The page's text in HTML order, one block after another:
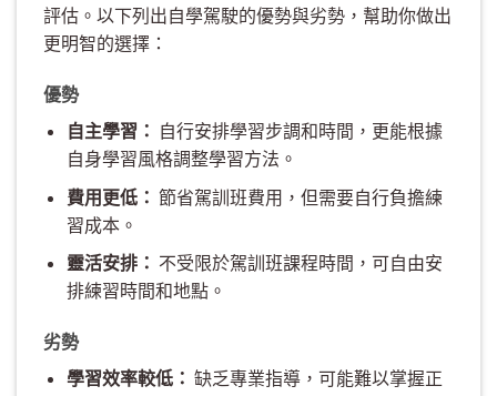
評估。以下列出自學駕駛的優勢與劣勢，幫助你做出
更明智的選擇：
優勢
自主學習： 自行安排學習步調和時間，更能根據
自身學習風格調整學習方法。
費用更低： 節省駕訓班費用，但需要自行負擔練
習成本。
靈活安排： 不受限於駕訓班課程時間，可自由安
排練習時間和地點。
劣勢
學習效率較低： 缺乏專業指導，可能難以掌握正